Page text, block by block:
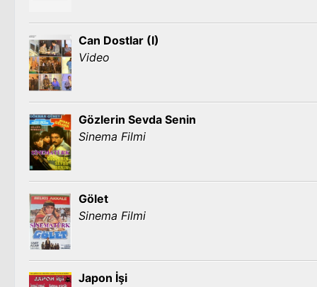
Can Dostlar (I)
Video
Gözlerin Sevda Senin
Sinema Filmi
Gölet
Sinema Filmi
Japon İşi